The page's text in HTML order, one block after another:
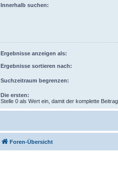
Innerhalb suchen:
Ergebnisse anzeigen als:
Ergebnisse sortieren nach:
Suchzeitraum begrenzen:
Die ersten:
Stelle 0 als Wert ein, damit der komplette
Foren-Übersicht